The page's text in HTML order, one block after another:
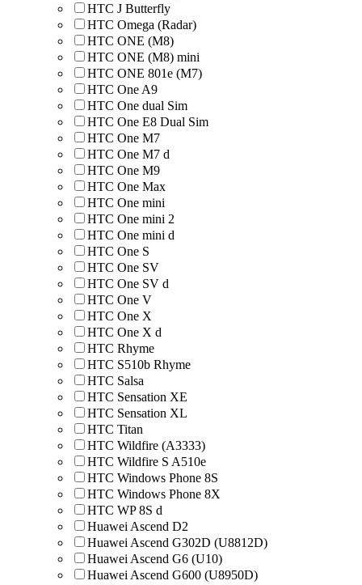
HTC J Butterfly
HTC Omega (Radar)
HTC ONE (M8)
HTC ONE (M8) mini
HTC ONE 801e (M7)
HTC One A9
HTC One dual Sim
HTC One E8 Dual Sim
HTC One M7
HTC One M7 d
HTC One M9
HTC One Max
HTC One mini
HTC One mini 2
HTC One mini d
HTC One S
HTC One SV
HTC One SV d
HTC One V
HTC One X
HTC One X d
HTC Rhyme
HTC S510b Rhyme
HTC Salsa
HTC Sensation XE
HTC Sensation XL
HTC Titan
HTC Wildfire (A3333)
HTC Wildfire S A510e
HTC Windows Phone 8S
HTC Windows Phone 8X
HTC WP 8S d
Huawei Ascend D2
Huawei Ascend G302D (U8812D)
Huawei Ascend G6 (U10)
Huawei Ascend G600 (U8950D)